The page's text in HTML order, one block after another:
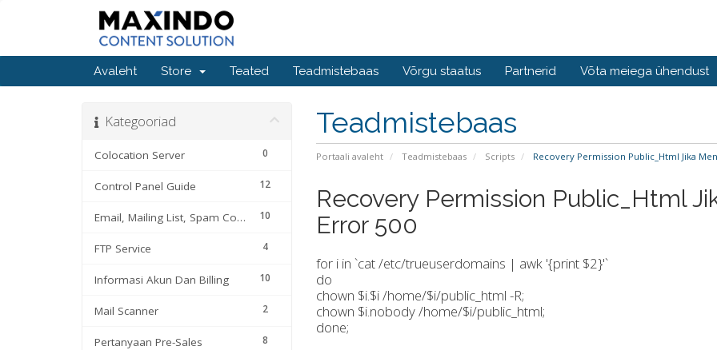
Avaleht Store Teated Teadmistebaas Võrgu staatus Partnerid Võta meiega ühendust
Teadmistebaas
Portaali avaleht Teadmistebaas Scripts Recovery Permission Public_Html Jika
Kategooriad
0
Colocation Server
12
Control Panel Guide
10
Email, Mailing List, Spam Control
4
FTP Service
10
Informasi Akun Dan Billing
2
Mail Scanner
8
Pertanyaan Pre-Sales
Recovery Permission Public_Html
Error 500
for i in `cat /etc/trueuserdomains | awk '{print $2}'`
do
chown $i.$i /home/$i/public_html -R;
chown $i.nobody /home/$i/public_html;
done;